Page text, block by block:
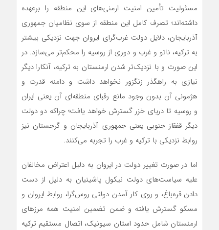
مسئولیت تأمین امنیت ارمنی‌های این منطقه را برعهده
داشته‌اند؛ تصرف کامل این منطقه از سوی نظامیان جمهوری
آذربایجان، دلایل دولت غرب‌گرای ایروان جهت نزدیکی بیشتر
به ترکیه، ناتو و غرب و دوری از روسیه را محکم‌تر می‌سازد. در
این صورت و با نزدیک‌تر شدن ارمنستان به ترکیه، آنکارا دیگر
نیازی به راهگذر زنگزور نخواهد داشت و دامنه قدرت و
هژمونی آن بدون وجود مانع رقبای منطقه‌ای آن یعنی ایران
و روسیه تا دریای خزر گسترش خواهد یافت؛ چراکه دو دولت
دیگر قفقاز جنوبی یعنی جمهوری آذربایجان و گرجستان نیز
روابط نزدیکی با ترکیه و غرب را تجربه می‌کنند.
اما در صورت تغییر دولت در ایروان به دلیل اعتراض مخالفان
علیه سیاست‌های دولت نیکول پاشینیان به دلیل از دست
دادن قره‌باغ، و روی کار آمدن دولتی روس‌گرا، روابط ایروان و
مسکو گسترش یافته و ضمن تضمین امنیت همه مرز‌های
ارمنستان شامل حدود استان سیونیک، اتصال مستقیم ترکیه